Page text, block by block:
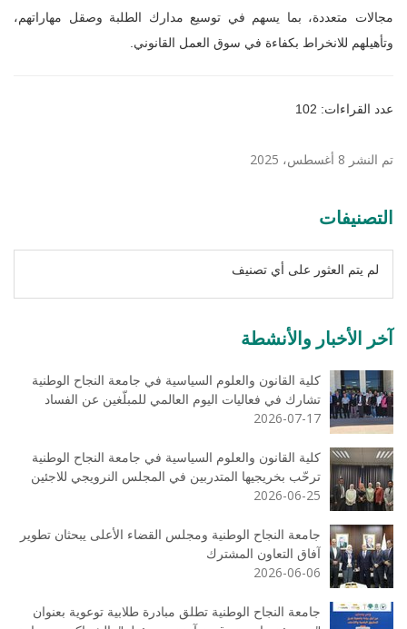
مجالات متعددة، بما يسهم في توسيع مدارك الطلبة وصقل مهاراتهم،
وتأهيلهم للانخراط بكفاءة في سوق العمل القانوني.
عدد القراءات: 102
تم النشر 8 أغسطس، 2025
التصنيفات
لم يتم العثور على أي تصنيف
آخر الأخبار والأنشطة
كلية القانون والعلوم السياسية في جامعة النجاح الوطنية
تشارك في فعاليات اليوم العالمي للمبلّغين عن الفساد
2026-07-17
كلية القانون والعلوم السياسية في جامعة النجاح الوطنية
ترحّب بخريجيها المتدربين في المجلس النرويجي للاجئين
2026-06-25
جامعة النجاح الوطنية ومجلس القضاء الأعلى يبحثان تطوير
آفاق التعاون المشترك
2026-06-06
جامعة النجاح الوطنية تطلق مبادرة طلابية توعوية بعنوان